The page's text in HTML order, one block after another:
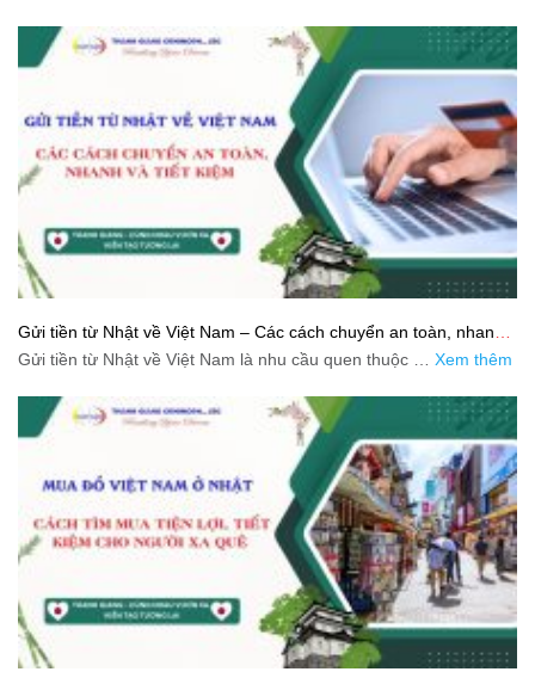
Gửi tiền từ Nhật về Việt Nam – Các cách chuyển an toàn, nhanh
và tiết kiệm
Gửi tiền từ Nhật về Việt Nam là nhu cầu quen thuộc … Xem thêm